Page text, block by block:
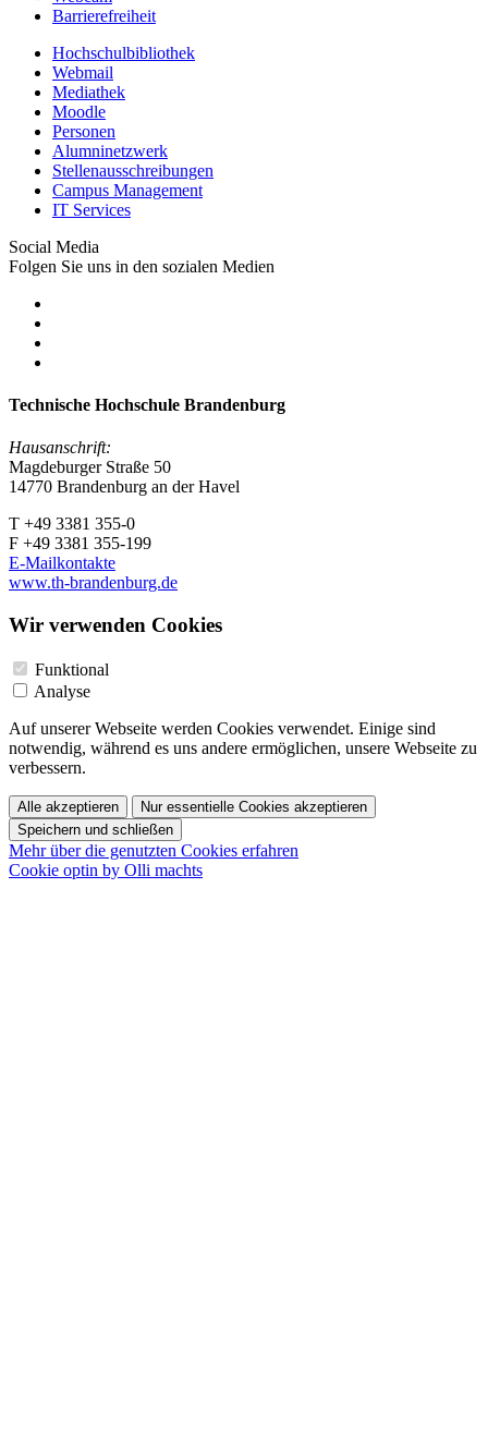
Barrierefreiheit
Hochschulbibliothek
Webmail
Mediathek
Moodle
Personen
Alumninetzwerk
Stellenausschreibungen
Campus Management
IT Services
Social Media
Folgen Sie uns in den sozialen Medien
Technische Hochschule Brandenburg
Hausanschrift:
Magdeburger Straße 50
14770 Brandenburg an der Havel
T +49 3381 355-0
F +49 3381 355-199
E-Mailkontakte
www.th-brandenburg.de
Wir verwenden Cookies
Funktional
Analyse
Auf unserer Webseite werden Cookies verwendet. Einige sind
notwendig, während es uns andere ermöglichen, unsere Webseite zu
verbessern.
Alle akzeptieren
Nur essentielle Cookies akzeptieren
Speichern und schließen
Mehr über die genutzten Cookies erfahren
Cookie optin by Olli machts